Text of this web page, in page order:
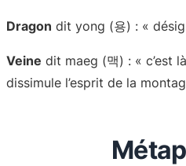
Dragon dit yong (용) : «
Veine dit maeg (맥) : « c’est
dissimule l’esprit de la